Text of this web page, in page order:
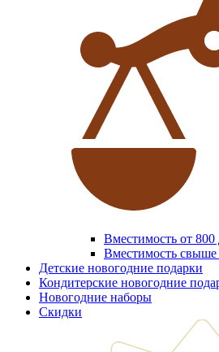
Вместимость от 800
Вместимость свыше
Детские новогодние подарки
Кондитерские новогодние
Новогодние наборы
Скидки